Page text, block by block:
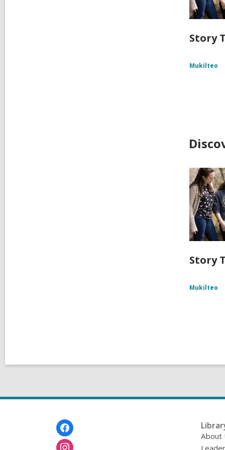
Story
Mukilteo
Story
Mukilteo
About